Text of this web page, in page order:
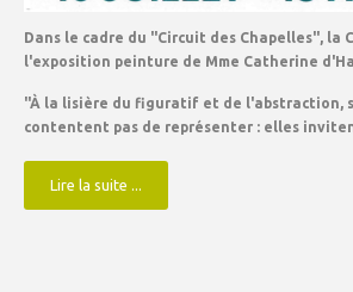
Dans le cadre du "Circuit des Chapelles", la
l'exposition peinture de Mme Catherine
"À la lisière du figuratif et de l'abstraction,
contentent pas de représenter : elles
Lire la suite ...